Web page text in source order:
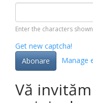
Enter the characters
Get new captcha!
Abonare
Manage
Vă